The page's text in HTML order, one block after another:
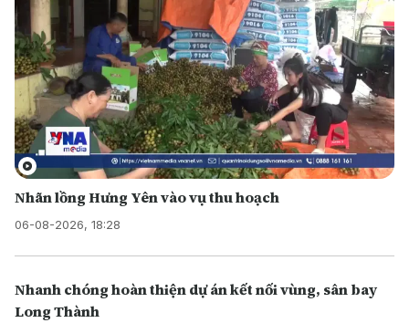
Nhãn lồng Hưng Yên vào vụ thu hoạch
06-08-2026, 18:28
Nhanh chóng hoàn thiện dự án kết nối vùng, sân bay
Long Thành